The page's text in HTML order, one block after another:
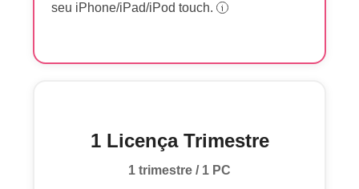
1 Licença Trimestre
1 trimestre / 1 PC
seu iPhone/iPad/iPod touch.